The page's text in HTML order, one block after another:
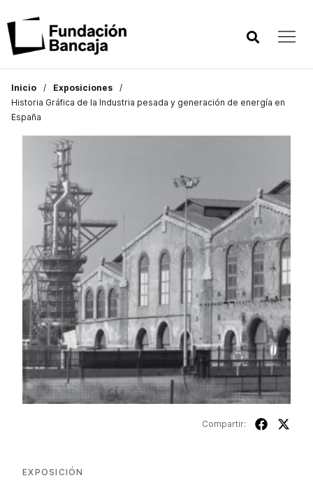
Inicio
Exposiciones
Historia Gráfica de la Industria pesada y generación de energía en
España
Compartir:
EXPOSICIÓN